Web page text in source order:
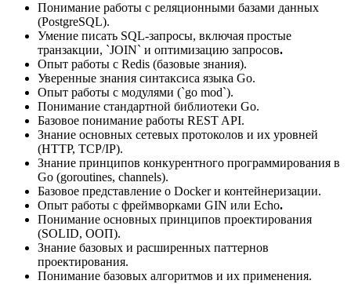
Понимание работы с реляционными базами данных
(PostgreSQL).
Умение писать SQL-запросы, включая простые
транзакции, `JOIN` и оптимизацию запросов.
Опыт работы с Redis (базовые знания).
Уверенные знания синтаксиса языка Go.
Опыт работы с модулями (`go mod`).
Понимание стандартной библиотеки Go.
Базовое понимание работы REST API.
Знание основных сетевых протоколов и их уровней
(HTTP, TCP/IP).
Знание принципов конкурентного программирования в
Go (goroutines, channels).
Базовое представление о Docker и контейнеризации.
Опыт работы с фреймворками GIN или Echo.
Понимание основных принципов проектирования
(SOLID, ООП).
Знание базовых и расширенных паттернов
проектирования.
Понимание базовых алгоритмов и их применения.